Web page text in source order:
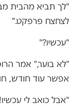
"לך תביא מהבית
לצחצח פרפקט."
"עכשיו?"
"לא בוער," אמר
אפשר עוד חודש,
"אבל כואב לי